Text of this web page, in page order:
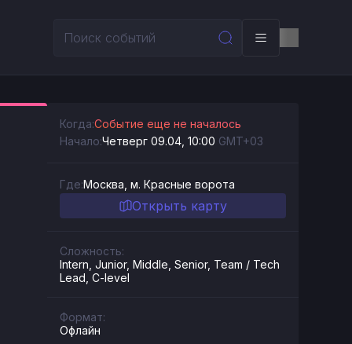
Когда:Событие еще не началось
Начало:Четверг 09.04, 10:00 GMT+03
Где:Москва, м. Красные ворота
Открыть карту
Сложность:
Intern, Junior, Middle, Senior, Team / Tech
Lead, C-level
Формат:
Офлайн